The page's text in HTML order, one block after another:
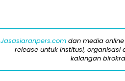
Jasasiaranpers.comdan media online
release untuk institusi,
kalangan